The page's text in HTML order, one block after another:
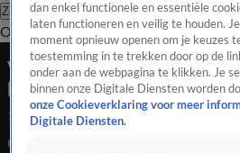
Zoeken
OverzichtRegioUitzendingenWeer
Verdachte (58) moord op
berouw: 'Zij heeft dit zelf
1 juni 2026, 20:19
OM eist 30 jaar cel voor Seyed A.
dan enkel functionele en essentiële
laten functioneren en veilig te houden.
moment opnieuw openen om je keuzes
toestemming in te trekken door op de
onder aan de webpagina te klikken. Je
binnen onze Digitale Diensten worden
onze Cookieverklaring voor meer
Digitale Diensten.